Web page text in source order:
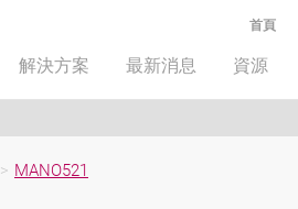
首頁
解決方案 最新消息 資源
> MANO521